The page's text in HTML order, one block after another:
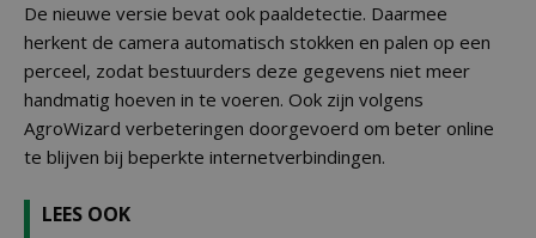
De nieuwe versie bevat ook paaldetectie. Daarmee
herkent de camera automatisch stokken en palen op een
perceel, zodat bestuurders deze gegevens niet meer
handmatig hoeven in te voeren. Ook zijn volgens
AgroWizard verbeteringen doorgevoerd om beter online
te blijven bij beperkte internetverbindingen.
LEES OOK